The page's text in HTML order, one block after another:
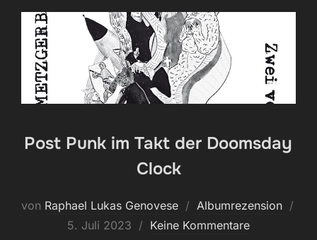
Post Punk im Takt der Doomsday
Clock
von Raphael Lukas Genovese
Albumrezension
Veröffentlicht
5. Juli 2023 Keine Kommentare